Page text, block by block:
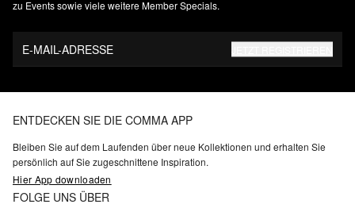
zu Events sowie viele weitere Member Specials.
E-MAIL-ADRESSE
ENTDECKEN SIE DIE COMMA APP
Bleiben Sie auf dem Laufenden über neue Kollektionen und erhalten Sie
persönlich auf Sie zugeschnittene Inspiration.
Hier App downloaden
FOLGE UNS ÜBER